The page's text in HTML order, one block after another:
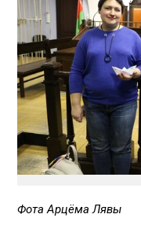
Фота Арцёма Лявы